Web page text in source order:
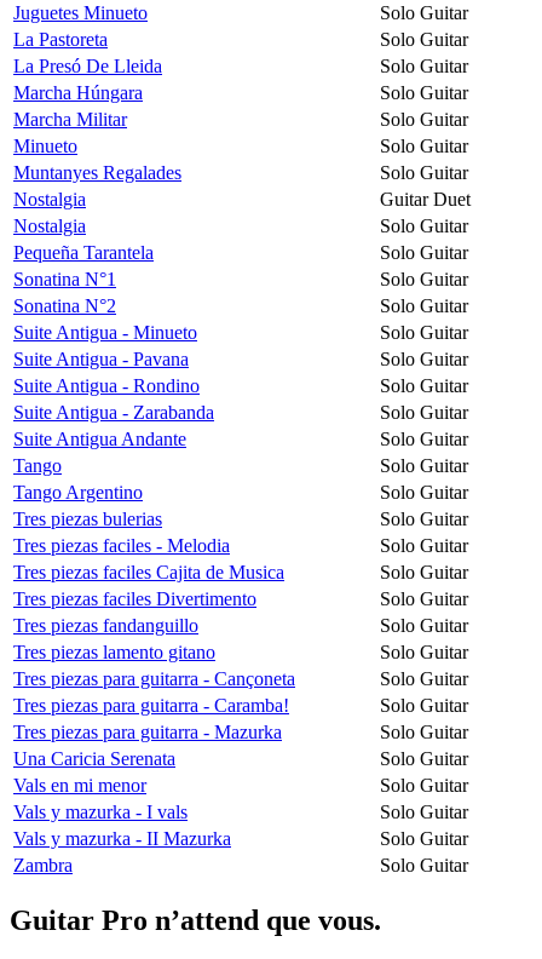
Juguetes Minueto
Solo Guitar
La Pastoreta
Solo Guitar
La Presó De Lleida
Solo Guitar
Marcha Húngara
Solo Guitar
Marcha Militar
Solo Guitar
Minueto
Solo Guitar
Muntanyes Regalades
Solo Guitar
Nostalgia
Guitar Duet
Nostalgia
Solo Guitar
Pequeña Tarantela
Solo Guitar
Sonatina N°1
Solo Guitar
Sonatina N°2
Solo Guitar
Suite Antigua - Minueto
Solo Guitar
Suite Antigua - Pavana
Solo Guitar
Suite Antigua - Rondino
Solo Guitar
Suite Antigua - Zarabanda
Solo Guitar
Suite Antigua Andante
Solo Guitar
Tango
Solo Guitar
Tango Argentino
Solo Guitar
Tres piezas bulerias
Solo Guitar
Tres piezas faciles - Melodia
Solo Guitar
Tres piezas faciles Cajita de Musica
Solo Guitar
Tres piezas faciles Divertimento
Solo Guitar
Tres piezas fandanguillo
Solo Guitar
Tres piezas lamento gitano
Solo Guitar
Tres piezas para guitarra - Cançoneta
Solo Guitar
Tres piezas para guitarra - Caramba!
Solo Guitar
Tres piezas para guitarra - Mazurka
Solo Guitar
Una Caricia Serenata
Solo Guitar
Vals en mi menor
Solo Guitar
Vals y mazurka - I vals
Solo Guitar
Vals y mazurka - II Mazurka
Solo Guitar
Zambra
Solo Guitar
Guitar Pro n’attend que vous.